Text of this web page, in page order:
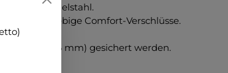
aus Edelstahl.
und langlebige Comfort-Verschlüsse.
(bis 6 mm) gesichert werden.